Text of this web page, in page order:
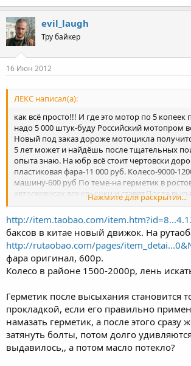
evil_laugh
Тру байкер
16 Июн 2012
ЛЕКС написал(а):
как всё просто!!! И где это мотор по 5
надо 5 000 штук-буду Российский мотопром
Новый под заказ дороже мотоцикла
5 лет может и найдёшь после тщательных
опыта знаю. На юбр всё стоит чертовски
пластиковая фара-11 000 руб. Колесо-9000-
машину-600 руб По теме-на герметик в
автосервисах все крышки и ставят.После
становиться той же прокладкой
Нажмите для раскрытия...
http://item.taobao.com/
баксов в китае новый движок. На
http://rutaobao.com/pages/
фара оригинал, 600р.
Колесо в районе 1500-2000р, лень
Герметик после высыхания становится
прокладкой, если его правильно
намазать герметик, а после этого сразу
затянуть болты, потом долго
выдавилось,, а потом масло потекло?